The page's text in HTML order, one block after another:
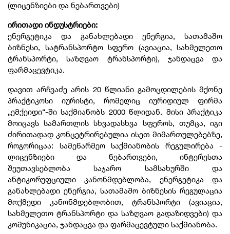
(ლიცენზიები და ნებართვები)
ირითადი ინდუსტრიები:
ენერგეტიკა და განახლებადი ენერგია, სათამაშო
ბიზნესი, სატრანსპორტო სფერო (ავიაცია, სახმელეთო
ტრანსპორტი, საზღვაო ტრანსპორტი), ჯანდაცვა და
ფარმაცევტიკა.
დავით არჩვაძე არის 20 წლიანი გამოცდილების მქონე
პრაქტიკოსი იურისტი, რომელიც იურიდიულ ფირმა
„ემქეიდი“-ში საქმიანობს 2000 წლიდან. მისი პრაქტიკა
მოიცავს სამართლის სხვადასხვა სფეროს, თუმცა, იგი
ძირითადად კონცეტრირებულია ისეთ მიმართულებებზე,
როგორიცაა: სამეწარმეო საქმიანობის რეგულირება -
ლიცენზიები და ნებართვები, ინტერესთა
შეუთავსებლობა საჯარო სამსახურში და
ანტიკორუფციული კანონმდებლობა, ენერგეტიკა და
განახლებადი ენერგია, სათამაშო ბიზნესის რეგულაცია
მოქმედი კანონმდებლობით, ტრანსპორტი (ავიაცია,
სახმელეთო ტრანსპორტი და საზღვაო გადაზიდვები) და
კომუნიკაცია, ჯანდაცვა და ფარმაცევტული საქმიანობა.